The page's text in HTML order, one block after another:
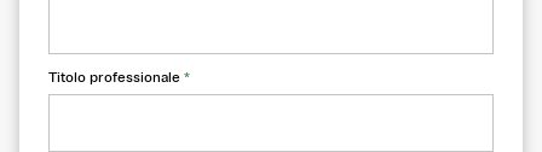
Titolo professionale *